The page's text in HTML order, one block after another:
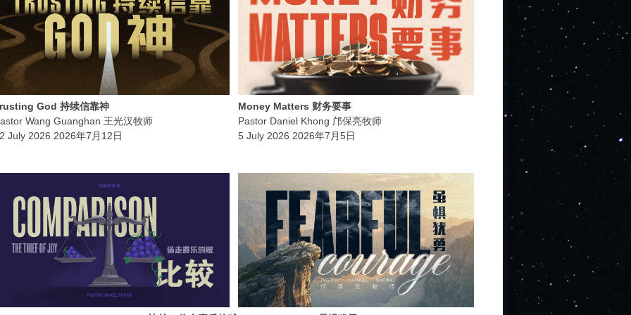
God 持续信靠神
Wang Guanghan 王光汉牧师
July 2026 2026年7月12日
Money Matters 财务要事
Pastor Daniel Khong 邝保亮牧师
5 July 2026 2026年7月5日